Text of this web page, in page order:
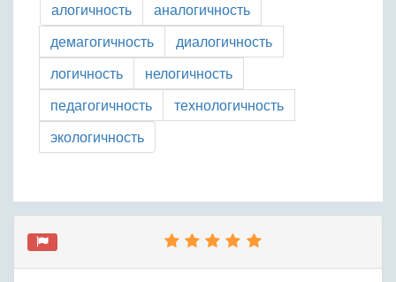
алогичность
аналогичность
демагогичность
диалогичность
логичность
нелогичность
педагогичность
технологичность
экологичность